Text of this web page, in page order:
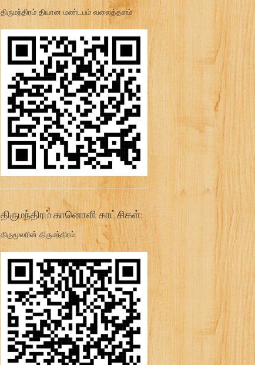
திருமந்திரம் தியான மண்டபம் வலைத்தளம்
திருமந்திரம் கானொளி காட்சிகள்:
திருமூலரின் திருமந்திரம்